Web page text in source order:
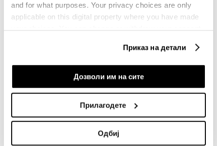
and for what purposes. Your privacy choices are only
applicable on this digital property where you have made
your choices. You can change or withdraw your consent
If you allow, we would also like to:
Collect information about your geographical
Identify your device by actively scanning it for
specific characteristics (fingerprinting)
Приказ на детали
Дозволи им на сите
Прилагодете
Одбиј
поскапеле пред нафтениот шок?
Цените на храната ќе експлодираат
кон крајот на годината
Климатските промени се вградени
во цените - збогум на евтината